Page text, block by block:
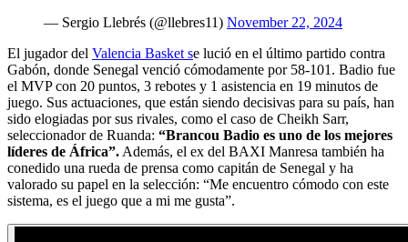
— Sergio Llebrés (@llebres11) November 22, 2024
El jugador del Valencia Basket se lució en el último partido contra
Gabón, donde Senegal venció cómodamente por 58-101. Badio fue
el MVP con 20 puntos, 3 rebotes y 1 asistencia en 19 minutos de
juego. Sus actuaciones, que están siendo decisivas para su país, han
sido elogiadas por sus rivales, como el caso de Cheikh Sarr,
seleccionador de Ruanda: “Brancou Badio es uno de los mejores
líderes de África”. Además, el ex del BAXI Manresa también ha
conedido una rueda de prensa como capitán de Senegal y ha
valorado su papel en la selección: “Me encuentro cómodo con este
sistema, es el juego que a mi me gusta”.